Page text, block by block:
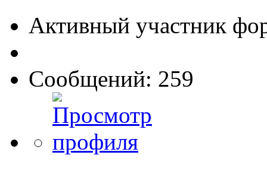
Активный участник
Сообщений: 259